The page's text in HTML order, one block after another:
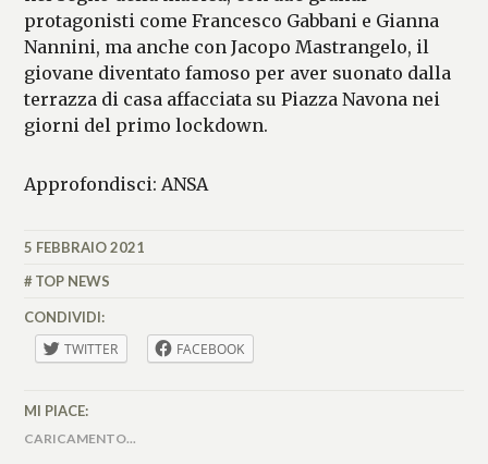
protagonisti come Francesco Gabbani e Gianna
Nannini, ma anche con Jacopo Mastrangelo, il
giovane diventato famoso per aver suonato dalla
terrazza di casa affacciata su Piazza Navona nei
giorni del primo lockdown.
Approfondisci: ANSA
MATTEO
5 FEBBRAIO 2021
TOP NEWS
CONDIVIDI:
TWITTER FACEBOOK
MI PIACE:
CARICAMENTO...